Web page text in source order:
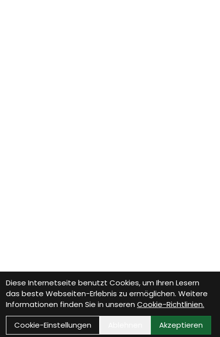
Diese Internetseite benutzt Cookies, um Ihren Lesern
das beste Webseiten-Erlebnis zu ermöglichen. Weitere
Informationen finden Sie in unseren Cookie-Richtlinien.
Cookie-Einstellungen
Akzeptieren